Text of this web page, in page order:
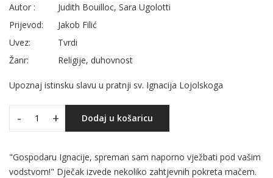
Autor :
Judith Bouilloc, Sara Ugolotti
Prijevod:
Jakob Filić
Uvez:
Tvrdi
Žanr:
Religije, duhovnost
Upoznaj istinsku slavu u pratnji sv. Ignacija Lojolskoga
- + Dodaj u košaricu
"Gospodaru Ignacije, spreman sam naporno vježbati pod vašim
vodstvom!" Dječak izvede nekoliko zahtjevnih pokreta mačem.